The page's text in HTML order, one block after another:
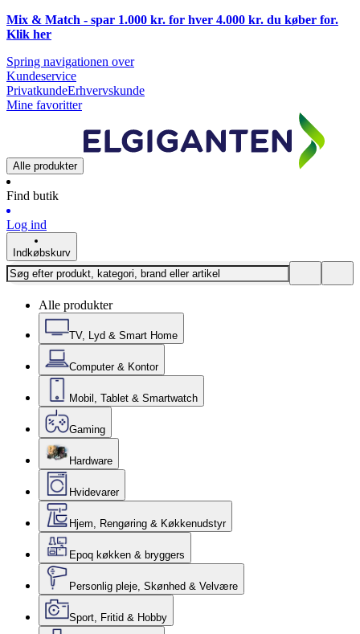
Mix & Match - spar 1.000 kr. for hver 4.000 kr. du køber for.
Klik her
Spring navigationen over
Kundeservice
PrivatkundeErhvervskunde
Mine favoritter
Alle produkter
Find butik
Log ind
Indkøbskurv
Alle produkter
TV, Lyd & Smart Home
Computer & Kontor
Mobil, Tablet & Smartwatch
Gaming
Hardware
Hvidevarer
Hjem, Rengøring & Køkkenudstyr
Epoq køkken & bryggers
Personlig pleje, Skønhed & Velvære
Sport, Fritid & Hobby